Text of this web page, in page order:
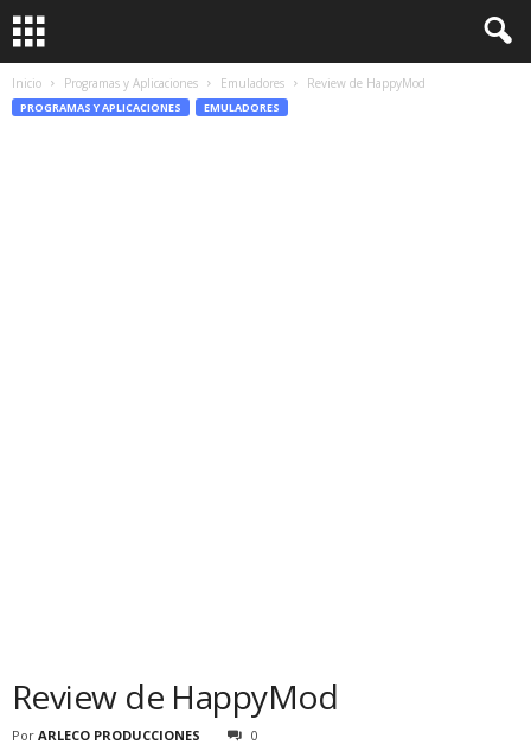
Inicio Programas y Aplicaciones Emuladores Review de HappyMod
PROGRAMAS Y APLICACIONES EMULADORES
Review de HappyMod
Por ARLECO PRODUCCIONES 0